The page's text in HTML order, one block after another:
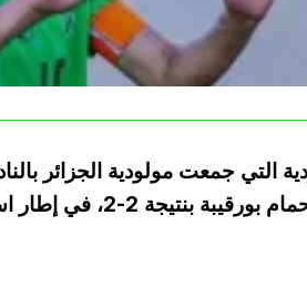
التي جمعت مولودية الجزائر
المركب الرياضي